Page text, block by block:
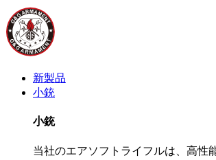
新製品
小銃
小銃
当社のエアソフトライフルは、高性